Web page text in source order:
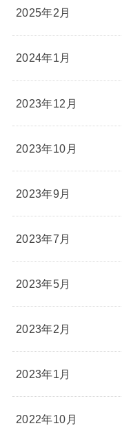
2025年2月
2024年1月
2023年12月
2023年10月
2023年9月
2023年7月
2023年5月
2023年2月
2023年1月
2022年10月